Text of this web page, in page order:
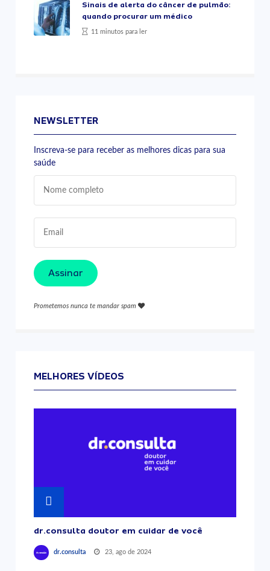
Sinais de alerta do câncer de pulmão:
quando procurar um médico
11 minutos para ler
NEWSLETTER
Inscreva-se para receber as melhores dicas para sua
saúde
Assinar
Prometemos nunca te mandar spam
MELHORES VÍDEOS
dr.consulta doutor em cuidar de você
dr.consulta 23, ago de 2024